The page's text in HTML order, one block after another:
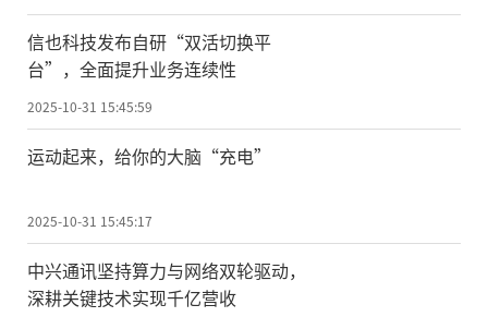
信也科技发布自研“双活切换平
台”，全面提升业务连续性
2025-10-31 15:45:59
运动起来，给你的大脑“充电”
2025-10-31 15:45:17
中兴通讯坚持算力与网络双轮驱动，
深耕关键技术实现千亿营收